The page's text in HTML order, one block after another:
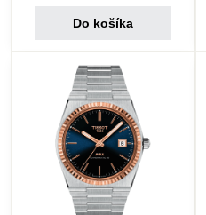
Do košíka